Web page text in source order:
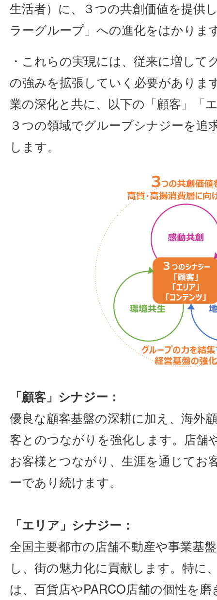
生活者）に、３つの共創価値を提供
ラーグループ」への進化をはかりま
・これらの実現には、従来に増して
の強みを拡張していく必要がありま
業の深化と共に、以下の「顧客」「
３つの領域でグループシナジーを追
します。
「顧客」シナジー：
優良な顧客基盤の深耕に加え、海外
客とのつながりを強化します。店舗
お客様とつながり、生涯を通じてお
ーであり続けます。
「エリア」シナジー：
全国主要都市の店舗不動産や事業基
し、街の魅力化に貢献します。特に
は、百貨店やPARCO店舗の個性を